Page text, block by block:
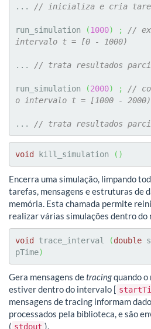
... // inicializa e cria
run_simulation (1000) ;
//
intervalo t = [0 - 1000)
... // trata resultados
run_simulation (2000) ;
//
o intervalo t = [1000 - 2000)
... // trata resultados
void kill_simulation ( )
Encerra uma simulação, limpando
tarefas, mensagens e estruturas de
memória. Esta chamada permite
realizar várias simulações dentro do
void trace_interval (double
pTime)
Gera mensagens detracingquando o
estiver dentro do intervalo [
mensagens de tracing informam
processados pela biblioteca, e são
( stdout ).